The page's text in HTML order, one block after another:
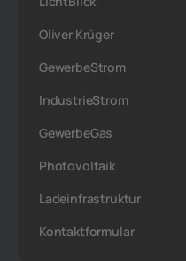
Oliver Krüger
GewerbeStrom
IndustrieStrom
GewerbeGas
Photovoltaik
Ladeinfrastruktur
Kontaktformular